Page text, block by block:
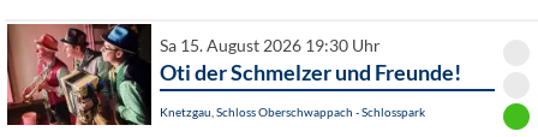
Sa 15. August 2026 19:30 Uhr
Oti der Schmelzer und Freunde!
Knetzgau, Schloss Oberschwappach - Schlosspark